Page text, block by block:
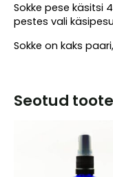
Sokke pese käsitsi
pestes vali
Sokke on kaks
Seotud